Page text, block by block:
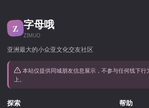
Z 字母哦
ZIMUO
亚洲最大的小众亚文化交友社区
本站仅提供同城朋友信息展示，不参与任何线下行
上。
探索 帮助